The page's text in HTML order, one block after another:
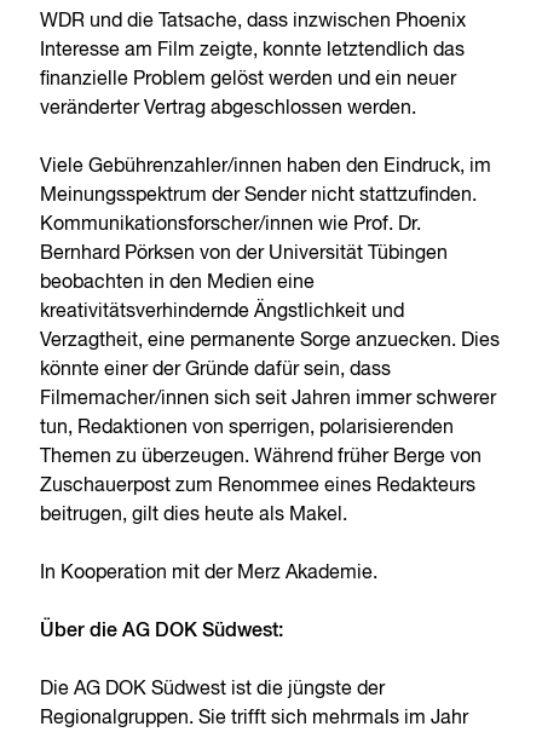
WDR und die Tatsache, dass inzwischen Phoenix
Interesse am Film zeigte, konnte letztendlich das
finanzielle Problem gelöst werden und ein neuer
veränderter Vertrag abgeschlossen werden.
Viele Gebührenzahler/innen haben den Eindruck, im
Meinungsspektrum der Sender nicht stattzufinden.
Kommunikationsforscher/innen wie Prof. Dr.
Bernhard Pörksen von der Universität Tübingen
beobachten in den Medien eine
kreativitätsverhindernde Ängstlichkeit und
Verzagtheit, eine permanente Sorge anzuecken. Dies
könnte einer der Gründe dafür sein, dass
Filmemacher/innen sich seit Jahren immer schwerer
tun, Redaktionen von sperrigen, polarisierenden
Themen zu überzeugen. Während früher Berge von
Zuschauerpost zum Renommee eines Redakteurs
beitrugen, gilt dies heute als Makel.
In Kooperation mit der Merz Akademie.
Über die AG DOK Südwest:
Die AG DOK Südwest ist die jüngste der
Regionalgruppen. Sie trifft sich mehrmals im Jahr